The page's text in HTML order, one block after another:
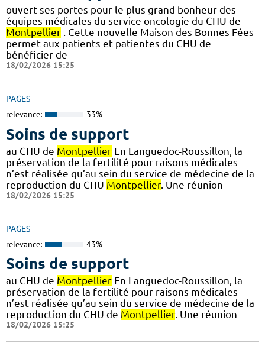
ouvert ses portes pour le plus grand bonheur des
équipes médicales du service oncologie du CHU de
Montpellier . Cette nouvelle Maison des Bonnes Fées
permet aux patients et patientes du CHU de
bénéficier de
18/02/2026 15:25
PAGES
relevance: 33%
Soins de support
au CHU de Montpellier En Languedoc-Roussillon, la
préservation de la fertilité pour raisons médicales
n’est réalisée qu’au sein du service de médecine de la
reproduction du CHU Montpellier. Une réunion
18/02/2026 15:25
PAGES
relevance: 43%
Soins de support
au CHU de Montpellier En Languedoc-Roussillon, la
préservation de la fertilité pour raisons médicales
n’est réalisée qu’au sein du service de médecine de la
reproduction du CHU de Montpellier. Une réunion
18/02/2026 15:25